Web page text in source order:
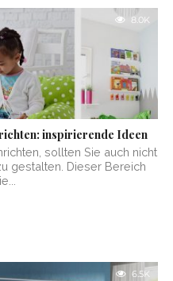
8.0K
inspirierende Ideen
sollten Sie auch nicht
gestalten. Dieser Bereich
6.5K